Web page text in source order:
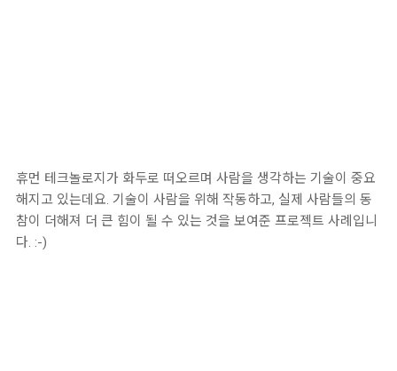
휴먼 테크놀로지가 화두로 떠오르며 사람을 생각하는 기술이 중요
해지고 있는데요. 기술이 사람을 위해 작동하고, 실제 사람들의 동
참이 더해져 더 큰 힘이 될 수 있는 것을 보여준 프로젝트 사례입니
다. :-)